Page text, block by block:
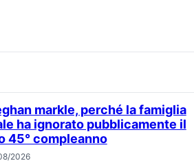
ha ignorato pubblicamente il
45° compleanno
2026